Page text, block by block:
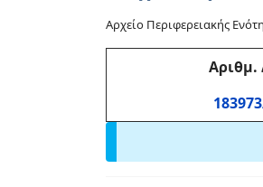
Αρχείο Περιφερειακής
Αριθμ.